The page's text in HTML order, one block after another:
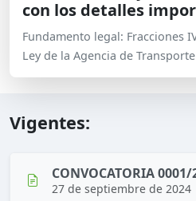
con los detalles
Fundamento legal: Fracciones
Ley de la Agencia de
Vigentes:
CONVOCATORIA 0001/
27 de septiembre de 2024